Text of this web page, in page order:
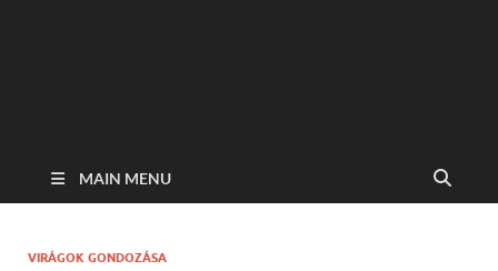
MAIN MENU
VIRÁGOK GONDOZÁSA